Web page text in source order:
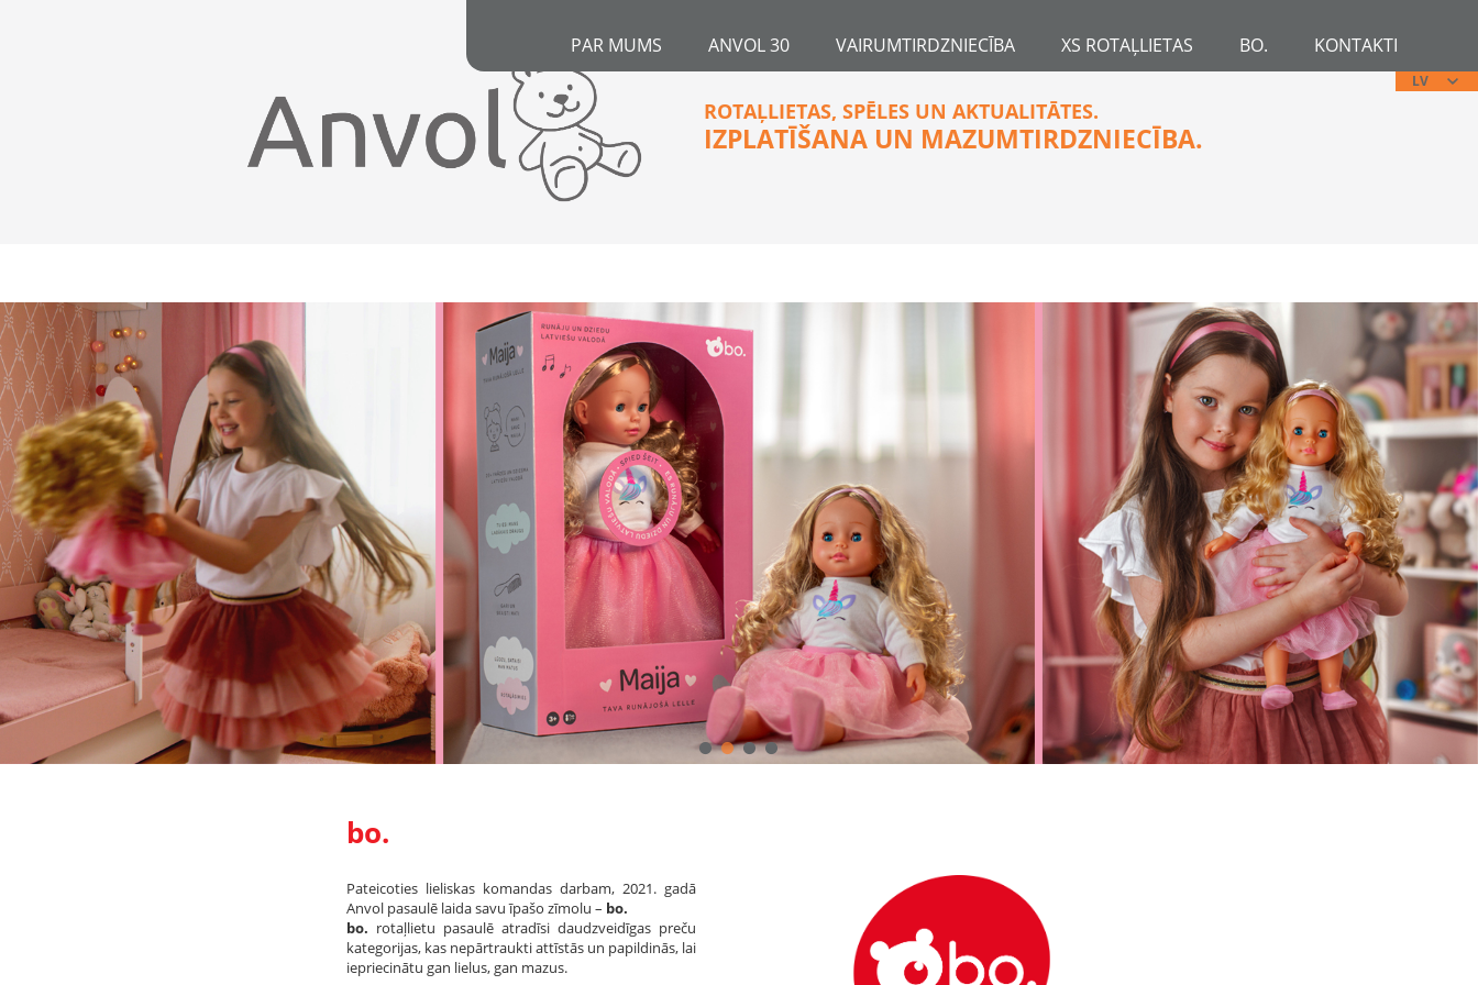
PAR MUMS ANVOL 30 VAIRUMTIRDZNIECĪBA XS ROTAĻLIETAS BO. KONTAKTI
LV
ROTAĻLIETAS, SPĒLES UN AKTUALITĀTES.
IZPLATĪŠANA UN MAZUMTIRDZNIECĪBA.
bo.
Pateicoties lieliskas komandas darbam, 2021. gadā
Anvol pasaulē laida savu īpašo zīmolu – bo.
bo. rotaļlietu pasaulē atradīsi daudzveidīgas preču
kategorijas, kas nepārtraukti attīstās un papildinās, lai
iepriecinātu gan lielus, gan mazus.